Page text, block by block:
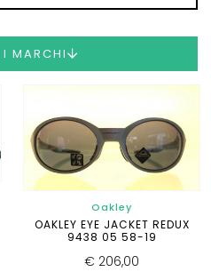
MARCHI
Oakley
OAKLEY EYE JACKET REDUX
9438 05 58-19
€ 206,00